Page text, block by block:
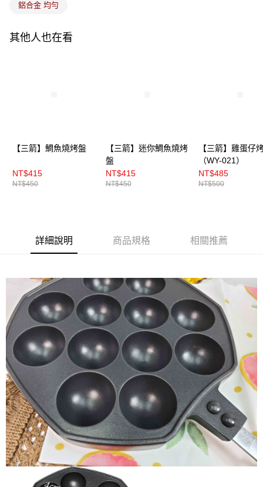
鋁合金 均勻
其他人也在看
【三箭】鯛魚燒烤盤
NT$415
NT$450
【三箭】迷你鯛魚燒烤
盤
NT$415
NT$450
【三箭】雞蛋仔
（WY-021）
NT$485
NT$500
詳細說明 商品規格 相關推薦